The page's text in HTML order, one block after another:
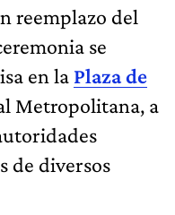
reemplazo del
se
en la Plaza de
Metropolitana, a
de diversos